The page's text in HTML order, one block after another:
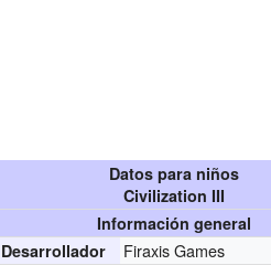
Datos para niños
Civilization III
Información general
Desarrollador
Firaxis Games